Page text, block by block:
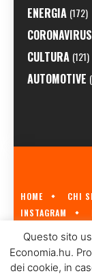
ENERGIA (172)
CORONAVIRUS
CULTURA (121)
AUTOMOTIVE
HOME CHI
INSTAGRAM
ECONOMIA.HU È IL
Questo sito
Economia.hu.
dei cookie, in